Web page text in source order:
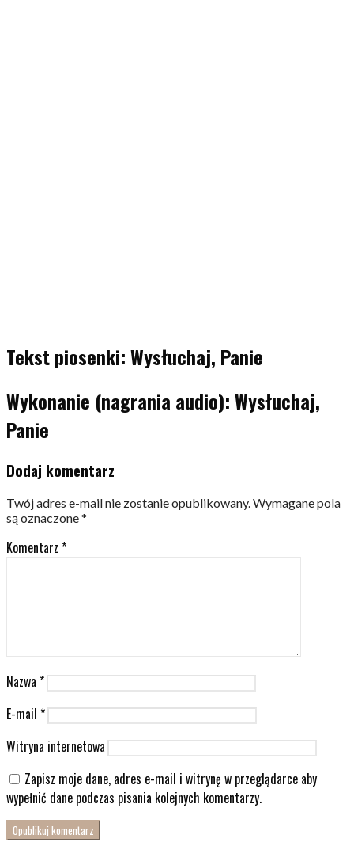
Tekst piosenki: Wysłuchaj, Panie
Wykonanie (nagrania audio): Wysłuchaj,
Panie
Dodaj komentarz
Twój adres e-mail nie zostanie opublikowany.Wymagane pola
są oznaczone*
Komentarz *
Nazwa *
E-mail *
Witryna internetowa
Zapisz moje dane, adres e-mail i witrynę w przeglądarce aby
wypełnić dane podczas pisania kolejnych komentarzy.